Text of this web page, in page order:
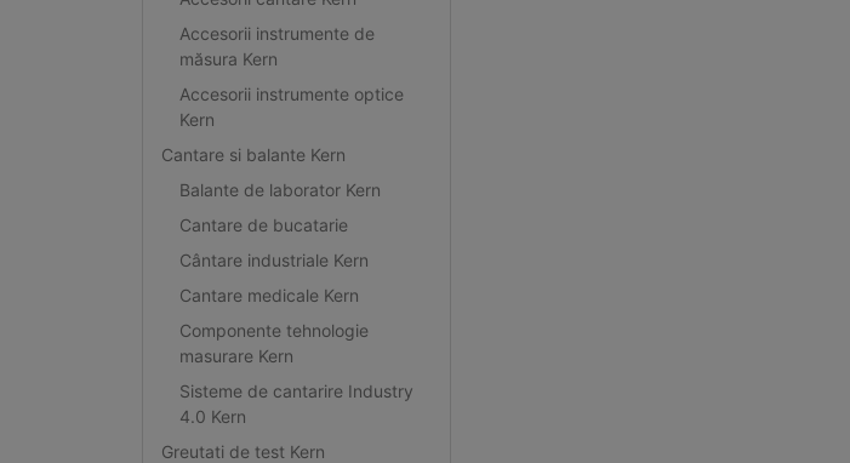
Accesorii instrumente de
măsura Kern
Accesorii instrumente optice
Kern
Cantare si balante Kern
Balante de laborator Kern
Cantare de bucatarie
Cântare industriale Kern
Cantare medicale Kern
Componente tehnologie
masurare Kern
Sisteme de cantarire Industry
4.0 Kern
Greutati de test Kern